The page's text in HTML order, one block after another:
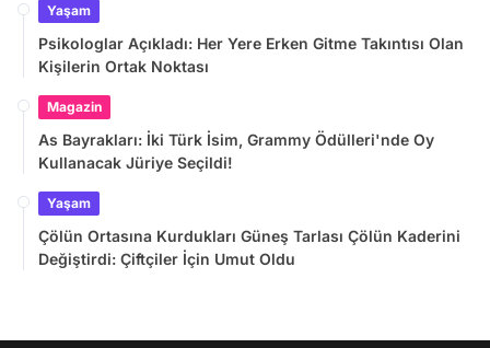
Yaşam
Psikologlar Açıkladı: Her Yere Erken Gitme Takıntısı Olan
Kişilerin Ortak Noktası
Magazin
As Bayrakları: İki Türk İsim, Grammy Ödülleri'nde Oy
Kullanacak Jüriye Seçildi!
Yaşam
Çölün Ortasına Kurdukları Güneş Tarlası Çölün Kaderini
Değiştirdi: Çiftçiler İçin Umut Oldu